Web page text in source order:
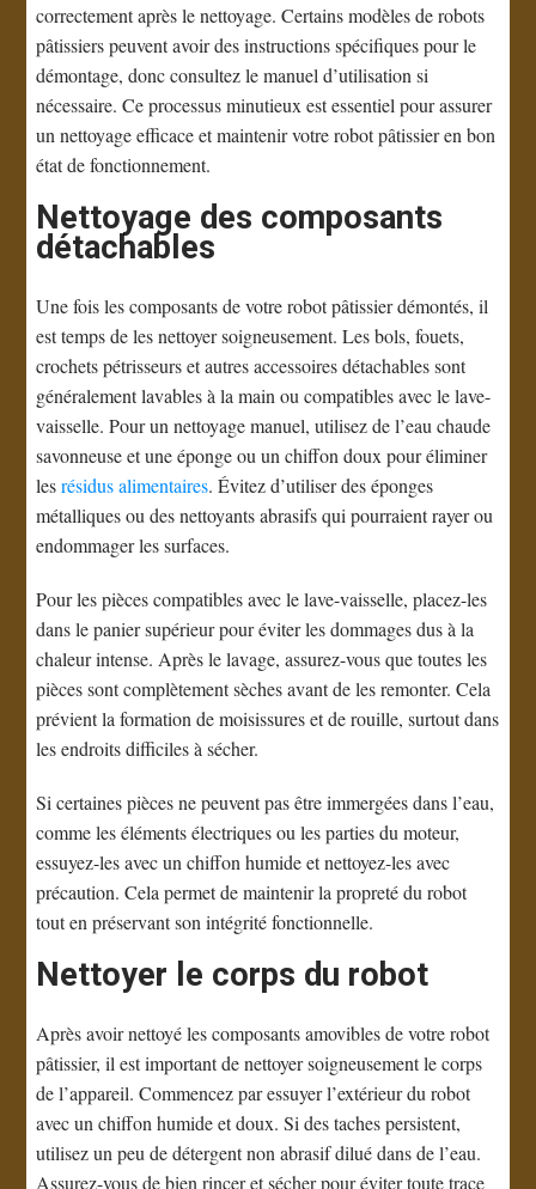
correctement après le nettoyage. Certains modèles de robots
pâtissiers peuvent avoir des instructions spécifiques pour le
démontage, donc consultez le manuel d’utilisation si
nécessaire. Ce processus minutieux est essentiel pour assurer
un nettoyage efficace et maintenir votre robot pâtissier en bon
état de fonctionnement.
Nettoyage des composants
détachables
Une fois les composants de votre robot pâtissier démontés, il
est temps de les nettoyer soigneusement. Les bols, fouets,
crochets pétrisseurs et autres accessoires détachables sont
généralement lavables à la main ou compatibles avec le lave-
vaisselle. Pour un nettoyage manuel, utilisez de l’eau chaude
savonneuse et une éponge ou un chiffon doux pour éliminer
lesrésidus alimentaires. Évitez d’utiliser des éponges
métalliques ou des nettoyants abrasifs qui pourraient rayer ou
endommager les surfaces.
Pour les pièces compatibles avec le lave-vaisselle, placez-les
dans le panier supérieur pour éviter les dommages dus à la
chaleur intense. Après le lavage, assurez-vous que toutes les
pièces sont complètement sèches avant de les remonter. Cela
prévient la formation de moisissures et de rouille, surtout dans
les endroits difficiles à sécher.
Si certaines pièces ne peuvent pas être immergées dans l’eau,
comme les éléments électriques ou les parties du moteur,
essuyez-les avec un chiffon humide et nettoyez-les avec
précaution. Cela permet de maintenir la propreté du robot
tout en préservant son intégrité fonctionnelle.
Nettoyer le corps du robot
Après avoir nettoyé les composants amovibles de votre robot
pâtissier, il est important de nettoyer soigneusement le corps
de l’appareil. Commencez par essuyer l’extérieur du robot
avec un chiffon humide et doux. Si des taches persistent,
utilisez un peu de détergent non abrasif dilué dans de l’eau.
Assurez-vous de bien rincer et sécher pour éviter toute trace